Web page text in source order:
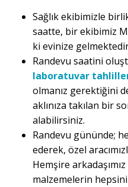
Sağlık ekibimizle
saatte, bir ekibimiz
ki evinize
Randevu saatini
laboratuvar
olmanız gerektiğini
aklınıza takılan bir
alabilirsiniz.
Randevu gününde;
ederek, özel
Hemşire
malzemelerin hepsini